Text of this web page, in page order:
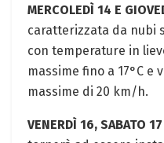
MERCOLEDÌ 14 E
caratterizzata da nubi
con temperature in
massime fino a 17°C
massime di 20 km/h.
VENERDÌ 16, SABATO